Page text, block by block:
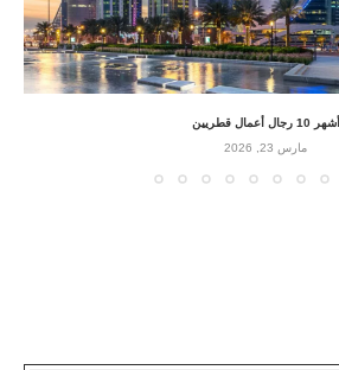
أشهر 10 رجال أعمال قطريين
مارس 23, 2026